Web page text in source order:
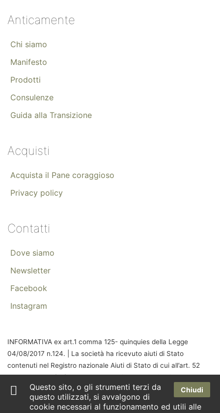
Chiudi
Questo sito, o gli strumenti terzi da
questo utilizzati, si avvalgono di
cookie necessari al funzionamento ed utili alle
Anticamente
Chi siamo
Manifesto
Prodotti
Consulenze
Guida alla Transizione
Acquisti
Acquista il Pane coraggioso
Privacy policy
Contatti
Dove siamo
Newsletter
Facebook
Instagram
INFORMATIVA ex art.1 comma 125- quinquies della Legge
04/08/2017 n.124. | La società ha ricevuto aiuti di Stato
contenuti nel Registro nazionale Aiuti di Stato di cui all’art. 52
della Legge 24/12/2021 n. 234 che risultano indicati nella
relativa sezione trasparenza a cui si rinvia.